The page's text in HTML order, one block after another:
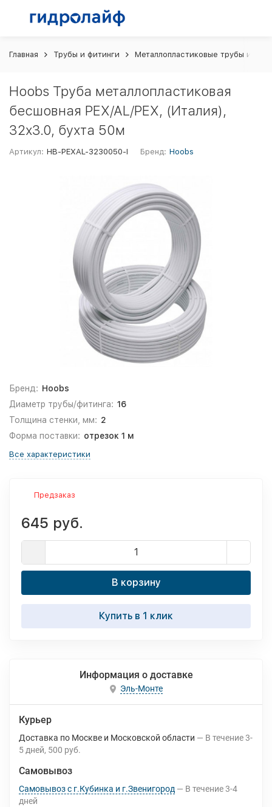
Главная Трубы и фитинги Металлопластиковые трубы и
Hoobs Труба металлопластиковая
бесшовная PEX/AL/PEX, (Италия),
32х3.0, бухта 50м
Артикул: HB-PEXAL-3230050-I Бренд: Hoobs
Бренд: Hoobs
Диаметр трубы/фитинга: 16
Толщина стенки, мм: 2
Форма поставки: отрезок 1 м
Все характеристики
Предзаказ
645 руб.
В корзину
Купить в 1 клик
Информация о доставке
Эль-Монте
Курьер
Доставка по Москве и Московской области В течение3-
5 дней 500 руб.
Самовывоз
Самовывоз с г.Кубинка и г.Звенигород В течение3-4
дней